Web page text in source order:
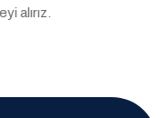
alırız.